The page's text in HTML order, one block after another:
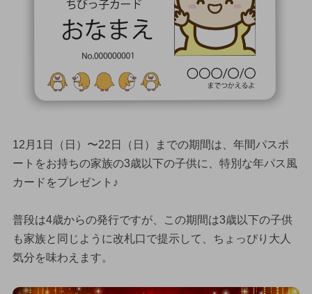
12月1日（日）〜22日（日）までの期間は、年間パスポ
ートをお持ちの家族の3歳以下の子供に、特別な年パス風
カードをプレゼント♪
普段は4歳からの発行ですが、この期間は3歳以下の子供
も家族と同じように改札口で提示して、ちょっぴり大人
気分を味わえます。